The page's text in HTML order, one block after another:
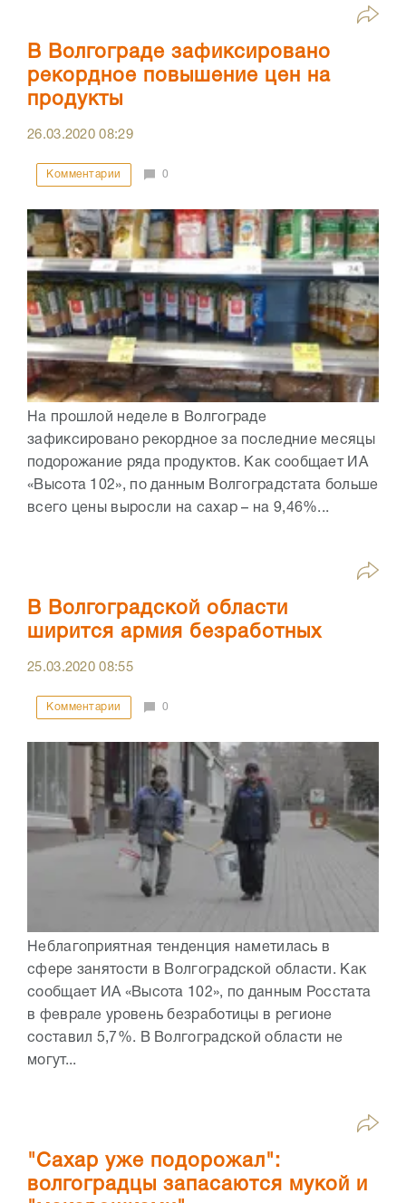
В Волгограде зафиксировано
рекордное повышение цен на
продукты
26.03.202008:29
Комментарии 0
На прошлой неделе в Волгограде
зафиксировано рекордное за последние месяцы
подорожание ряда продуктов. Как сообщает ИА
«Высота 102», по данным Волгоградстата больше
всего цены выросли на сахар – на 9,46%...
В Волгоградской области
ширится армия безработных
25.03.202008:55
Комментарии 0
Неблагоприятная тенденция наметилась в
сфере занятости в Волгоградской области. Как
сообщает ИА «Высота 102», по данным Росстата
в феврале уровень безработицы в регионе
составил 5,7%. В Волгоградской области не
могут...
"Сахар уже подорожал":
волгоградцы запасаются мукой и